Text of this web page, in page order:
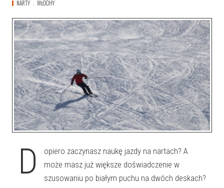
NARTY WŁOCHY
D
opiero zaczynasz naukę jazdy na nartach? A
może masz już większe doświadczenie w
szusowaniu po białym puchu na dwóch deskach?